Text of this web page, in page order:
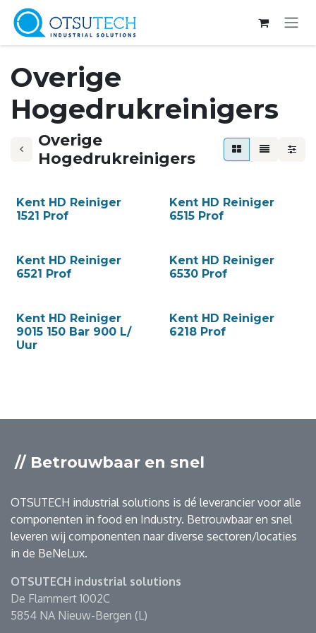
Overslaan naar inhoud
Overige
Hogedrukreinigers
Overige
Hogedrukreinigers
Kent HD Reiniger
1521 Prof
Kent HD Reiniger
6515 Prof
Kent HD Reiniger
6521 Prof
Kent HD Reiniger
6530 Prof
Kent HD Reiniger
9015 150 Bar 900 L/
Uur
Kent HD Reiniger
6218 Prof
// Betrouwbaar en snel
OTSUTECH industrial solutions is dé leverancier voor alle
componenten in food en Industry. Betrouwbaar en snel
leveren wij componenten naar diverse sectoren/locaties
in de BeNeLux.
OTSUTECH industrial solutions
De Flammert 1002C
5854 NA Nieuw-Bergen (L)